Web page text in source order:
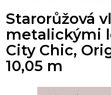
Starorůžová
metalickými
City Chic,
10,05 m